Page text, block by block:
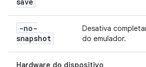
-no-
snapshot
Desativa
do emulador.
Hardware do dispositivo